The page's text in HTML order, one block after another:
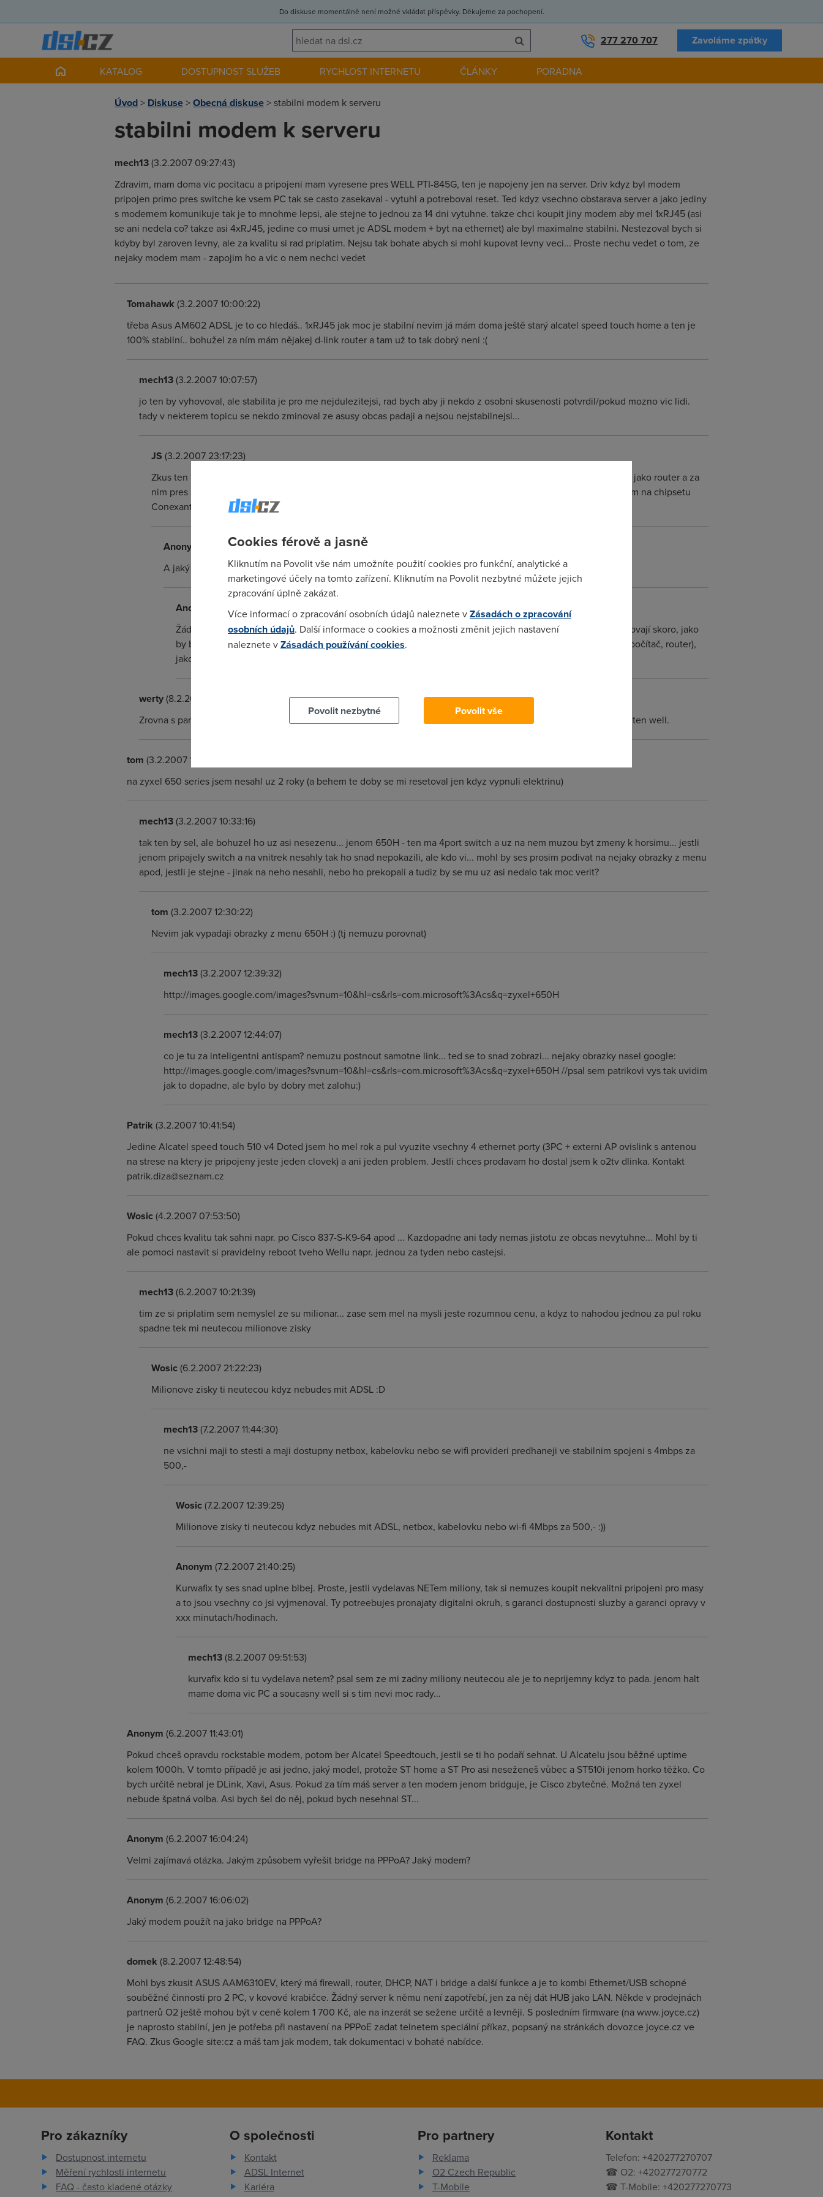
Do diskuse momentálně není možné vkládat příspěvky. Děkujeme za pochopení.
277 270 707 Zavoláme zpátky
KATALOG DOSTUPNOST SLUŽEB RYCHLOST INTERNETU ČLÁNKY PORADNA
Úvod> Diskuse>Obecná diskuse> stabilni modem k serveru
stabilni modem k serveru
mech13(3.2.2007 09:27:43)
Zdravim, mam doma vic pocitacu a pripojeni mam vyresene pres WELL PTI-845G, ten je napojeny jen na server. Driv kdyz byl modem
pripojen primo pres switche ke vsem PC tak se casto zasekaval - vytuhl a potreboval reset. Ted kdyz vsechno obstarava server a jako jediny
s modemem komunikuje tak je to mnohme lepsi, ale stejne to jednou za 14 dni vytuhne. takze chci koupit jiny modem aby mel 1xRJ45 (asi
se ani nedela co? takze asi 4xRJ45, jedine co musi umet je ADSL modem + byt na ethernet) ale byl maximalne stabilni. Nestezoval bych si
kdyby byl zaroven levny, ale za kvalitu si rad priplatim. Nejsu tak bohate abych si mohl kupovat levny veci... Proste nechu vedet o tom, ze
nejaky modem mam - zapojim ho a vic o nem nechci vedet
Tomahawk (3.2.2007 10:00:22)
třeba Asus AM602 ADSL je to co hledáš.. 1xRJ45 jak moc je stabilní nevim já mám doma ještě starý alcatel speed touch home a ten je
100% stabilní.. bohužel za ním mám nějakej d-link router a tam už to tak dobrý neni :(
mech13(3.2.2007 10:07:57)
jo ten by vyhovoval, ale stabilita je pro me nejdulezitejsi, rad bych aby ji nekdo z osobni skusenosti potvrdil/pokud mozno vic lidi.
tady v nekterem topicu se nekdo zminoval ze asusy obcas padaji a nejsou nejstabilnejsi...
JS (3.2.2007 23:17:23)
Zkus ten modem dat jako bridge a PPPoE udelej tim co mas za tim. Jinak ja mam WELL 845 zapojeny asi pul roku jako router a za
nim pres switch 17 PC a zadny vytuh jsem jeste nemel. Mam to tak pul roku. Pak mam jeste jeden podobny modem na chipsetu
Conexant a ten mam prave v bridgi a spojeni mi dela az router za nim a taky zadny vytuh. Mozna vada kusu.
Anonym
(6.2.2007 16:08:50)
A jaký modem použít pro bridge na PPPoa?
Anonym
(6.2.2007 23:57:53)
Žádný. Protože skoro nic nemá PPPoA klienta. Většina modemů se ale dá nastavit do ZIPB módu, kdy se chovají skoro, jako
by byly v bridge, akorát, že to spojení se pořád vytváří PPPoA klientem v modemu a ne něčím, co je zatím (počítač, router),
jako u PPPoE bridge.
werty(8.2.2007 12:44:11)
Zrovna s par AM602 sem se setkal a ze by byly vrcholem stability to ne.Ale nejhorsi taky nejsou,jsou na tom lip nez ten well.
tom (3.2.2007 10:22:03)
na zyxel 650 series jsem nesahl uz 2 roky (a behem te doby se mi resetoval jen kdyz vypnuli elektrinu)
mech13(3.2.2007 10:33:16)
tak ten by sel, ale bohuzel ho uz asi nesezenu... jenom 650H - ten ma 4port switch a uz na nem muzou byt zmeny k horsimu... jestli
jenom pripajely switch a na vnitrek nesahly tak ho snad nepokazili, ale kdo vi... mohl by ses prosim podivat na nejaky obrazky z menu
apod, jestli je stejne - jinak na neho nesahli, nebo ho prekopali a tudiz by se mu uz asi nedalo tak moc verit?
tom (3.2.2007 12:30:22)
Nevim jak vypadaji obrazky z menu 650H :) (tj nemuzu porovnat)
mech13(3.2.2007 12:39:32)
http://images.google.com/images?svnum=10&hl=cs&rls=com.microsoft%3Acs&q=zyxel+650H
mech13(3.2.2007 12:44:07)
co je tu za inteligentni antispam? nemuzu postnout samotne link... ted se to snad zobrazi... nejaky obrazky nasel google:
http://images.google.com/images?svnum=10&hl=cs&rls=com.microsoft%3Acs&q=zyxel+650H //psal sem patrikovi vys tak uvidim
jak to dopadne, ale bylo by dobry met zalohu:)
Patrik (3.2.2007 10:41:54)
Jedine Alcatel speed touch 510 v4 Doted jsem ho mel rok a pul vyuzite vsechny 4 ethernet porty (3PC + externi AP ovislink s antenou
na strese na ktery je pripojeny jeste jeden clovek) a ani jeden problem. Jestli chces prodavam ho dostal jsem k o2tv dlinka. Kontakt
patrik.diza@seznam.cz
Wosic(4.2.2007 07:53:50)
Pokud chces kvalitu tak sahni napr. po Cisco 837-S-K9-64 apod ... Kazdopadne ani tady nemas jistotu ze obcas nevytuhne... Mohl by ti
ale pomoci nastavit si pravidelny reboot tveho Wellu napr. jednou za tyden nebo castejsi.
mech13(6.2.2007 10:21:39)
tim ze si priplatim sem nemyslel ze su milionar... zase sem mel na mysli jeste rozumnou cenu, a kdyz to nahodou jednou za pul roku
spadne tek mi neutecou milionove zisky
Wosic(6.2.2007 21:22:23)
Milionove zisky ti neutecou kdyz nebudes mit ADSL :D
mech13(7.2.2007 11:44:30)
ne vsichni maji to stesti a maji dostupny netbox, kabelovku nebo se wifi provideri predhaneji ve stabilnim spojeni s 4mbps za
500,-
Wosic(7.2.2007 12:39:25)
Milionove zisky ti neutecou kdyz nebudes mit ADSL, netbox, kabelovku nebo wi-fi 4Mbps za 500,- :))
Anonym (7.2.2007 21:40:25)
Kurwafix ty ses snad uplne blbej. Proste, jestli vydelavas NETem miliony, tak si nemuzes koupit nekvalitni pripojeni pro masy
a to jsou vsechny co jsi vyjmenoval. Ty potreebujes pronajaty digitalni okruh, s garanci dostupnosti sluzby a garanci opravy v
xxx minutach/hodinach.
mech13(8.2.2007 09:51:53)
kurvafix kdo si tu vydelava netem? psal sem ze mi zadny miliony neutecou ale je to neprijemny kdyz to pada. jenom halt
mame doma vic PC a soucasny well si s tim nevi moc rady...
Anonym (6.2.2007 11:43:01)
Pokud chceš opravdu rockstable modem, potom ber Alcatel Speedtouch, jestli se ti ho podaří sehnat. U Alcatelu jsou běžné uptime
kolem 1000h. V tomto případě je asi jedno, jaký model, protože ST home a ST Pro asi neseženeš vůbec a ST510i jenom horko těžko. Co
bych určitě nebral je DLink, Xavi, Asus. Pokud za tím máš server a ten modem jenom bridguje, je Cisco zbytečné. Možná ten zyxel
nebude špatná volba. Asi bych šel do něj, pokud bych nesehnal ST...
Anonym (6.2.2007 16:04:24)
Velmi zajímavá otázka. Jakým způsobem vyřešit bridge na PPPoA? Jaký modem?
Anonym (6.2.2007 16:06:02)
Jaký modem použít na jako bridge na PPPoA?
domek (8.2.2007 12:48:54)
Mohl bys zkusit ASUS AAM6310EV, který má firewall, router, DHCP, NAT i bridge a další funkce a je to kombi Ethernet/USB schopné
souběžné činnosti pro 2 PC, v kovové krabičce. Žádný server k němu není zapotřebí, jen za něj dát HUB jako LAN. Někde v prodejnách
partnerů O2 ještě mohou být v ceně kolem 1 700 Kč, ale na inzerát se sežene určitě a levněji. S posledním firmware (na www.joyce.cz)
je naprosto stabilní, jen je potřeba při nastavení na PPPoE zadat telnetem speciální příkaz, popsaný na stránkách dovozce joyce.cz ve
FAQ. Zkus Google site:cz a máš tam jak modem, tak dokumentaci v bohaté nabídce.
Pro zákazníky
Dostupnost internetu
Měření rychlosti internetu
FAQ - často kladené otázky
O společnosti
Kontakt
ADSL Internet
Kariéra
Pro partnery
Reklama
O2 Czech Republic
T-Mobile
Kontakt
Telefon: +420277270707
☎ O2: +420277270772
☎ T-Mobile: +420277270773
Cookies férově a jasně
Kliknutím na Povolit vše nám umožníte použití cookies pro funkční, analytické a
marketingové účely na tomto zařízení. Kliknutím na Povolit nezbytné můžete jejich
zpracování úplně zakázat.
Více informací o zpracování osobních údajů naleznete vZásadách o zpracování
osobních údajů. Další informace o cookies a možnosti změnit jejich nastavení
naleznete vZásadách používání cookies.
Povolit nezbytné
Povolit vše